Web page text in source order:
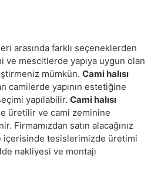
arasında farklı seçeneklerden
ve mescitlerde yapıya uygun olan
mümkün. Cami halısı
camilerde yapının estetiğine
yapılabilir. Cami halısı
üretilir ve cami zeminine
Firmamızdan satın alacağınız
içerisinde tesislerimizde üretimi
nakliyesi ve montajı